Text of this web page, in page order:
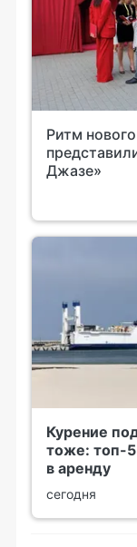
Ритм
Джазе»
Курение
тоже: топ-5
в аренду
сегодня